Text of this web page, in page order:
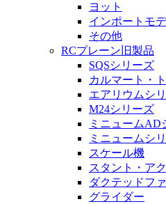
ヨット
インポートモ
その他
RCプレーン旧製品
SQSシリーズ
カルマート・
エアリウムシ
M24シリーズ
ミニュームAD
ミニュームシ
スケール機
スタント・ア
ダクテッドフ
グライダー